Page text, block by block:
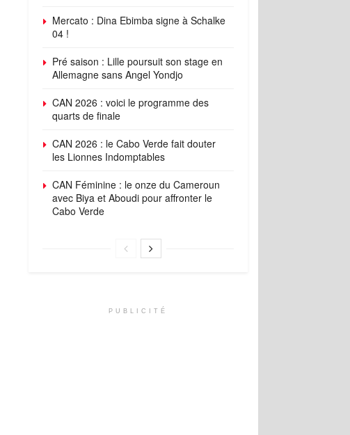
Mercato : Dina Ebimba signe à Schalke
04 !
Pré saison : Lille poursuit son stage en
Allemagne sans Angel Yondjo
CAN 2026 : voici le programme des
quarts de finale
CAN 2026 : le Cabo Verde fait douter
les Lionnes Indomptables
CAN Féminine : le onze du Cameroun
avec Biya et Aboudi pour affronter le
Cabo Verde
PUBLICITÉ